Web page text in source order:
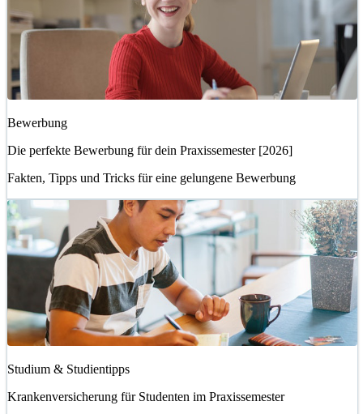
Bewerbung
Die perfekte Bewerbung für dein Praxissemester [2026]
Fakten, Tipps und Tricks für eine gelungene Bewerbung
Studium & Studientipps
Krankenversicherung für Studenten im Praxissemester